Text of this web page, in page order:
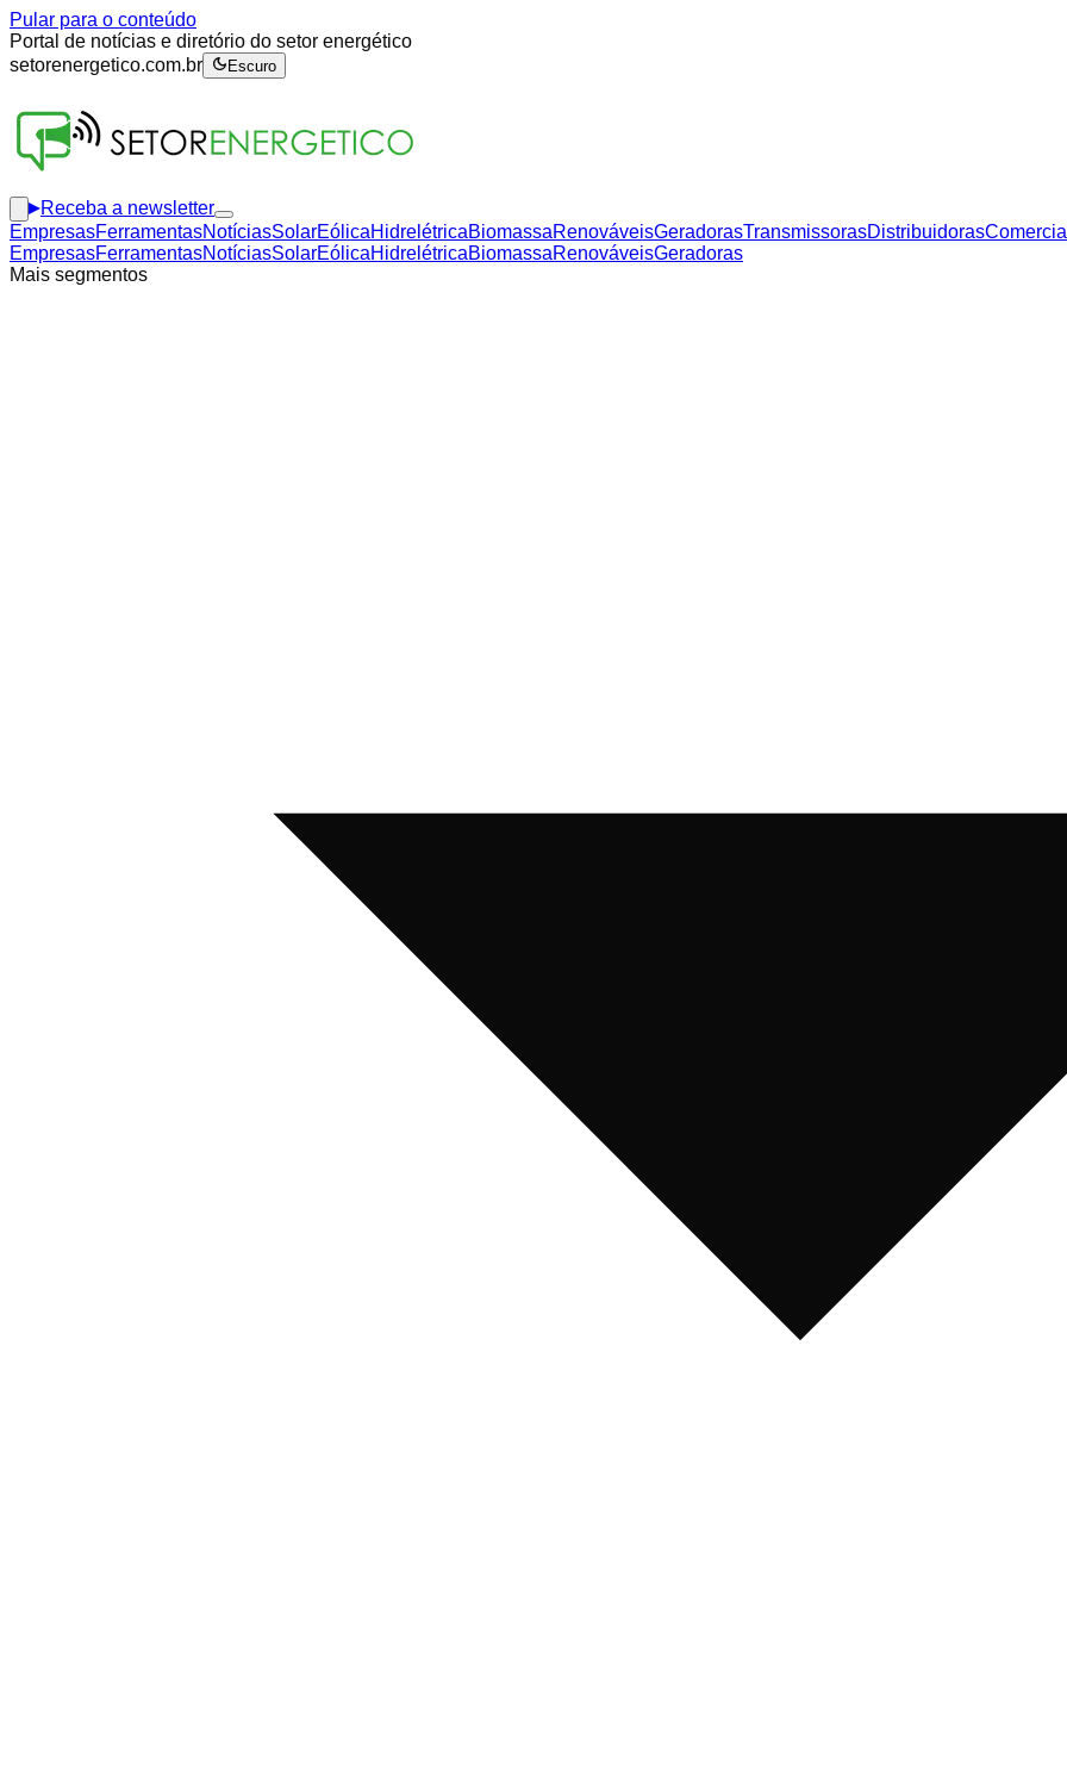
Pular para o conteúdo
Portal de notícias e diretório do setor energético
setorenergetico.com.br
Escuro
Receba a newsletter
EmpresasFerramentasNotíciasSolarEólicaHidrelétricaBiomassaRenováveisGeradorasTransmissorasDistribuidoras
EmpresasFerramentasNotíciasSolarEólicaHidrelétricaBiomassaRenováveisGeradoras
Mais segmentos